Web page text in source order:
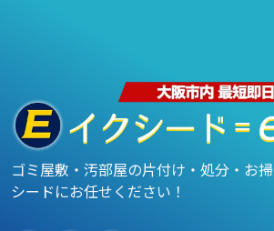
ゴミ屋敷・汚部屋の片付け・処分・お
シードにお任せください！